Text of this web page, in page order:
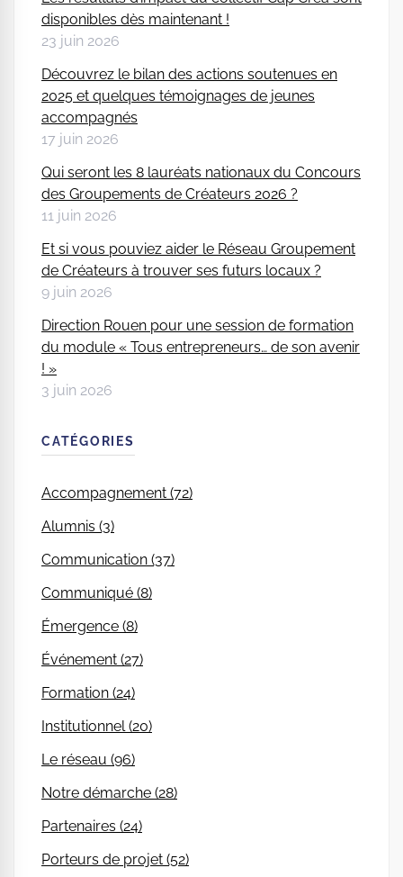
disponibles dès maintenant !
23 juin 2026
Découvrez le bilan des actions soutenues en
2025 et quelques témoignages de jeunes
accompagnés
17 juin 2026
Qui seront les 8 lauréats nationaux du Concours
des Groupements de Créateurs 2026 ?
11 juin 2026
Et si vous pouviez aider le Réseau Groupement
de Créateurs à trouver ses futurs locaux ?
9 juin 2026
Direction Rouen pour une session de formation
du module « Tous entrepreneurs… de son avenir
! »
3 juin 2026
CATÉGORIES
Accompagnement (72)
Alumnis (3)
Communication (37)
Communiqué (8)
Émergence (8)
Événement (27)
Formation (24)
Institutionnel (20)
Le réseau (96)
Notre démarche (28)
Partenaires (24)
Porteurs de projet (52)